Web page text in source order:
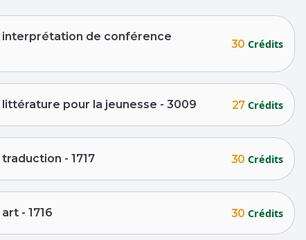
interprétation de conférence
30 Crédits
pour la jeunesse - 3009 27 Crédits
- 1717 30 Crédits
- 1716 30 Crédits